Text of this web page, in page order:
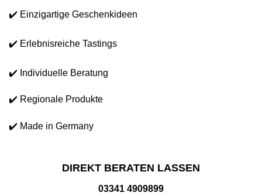
✔️ Einzigartige Geschenkideen
✔️ Erlebnisreiche Tastings
✔️ Individuelle Beratung
✔️ Regionale Produkte
✔️ Made in Germany
DIREKT BERATEN LASSEN
03341 4909899